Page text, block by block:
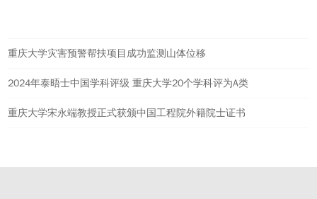
重庆大学灾害预警帮扶项目成功监测山体位移
2024年泰晤士中国学科评级 重庆大学20个学科评为A类
重庆大学宋永端教授正式获颁中国工程院外籍院士证书